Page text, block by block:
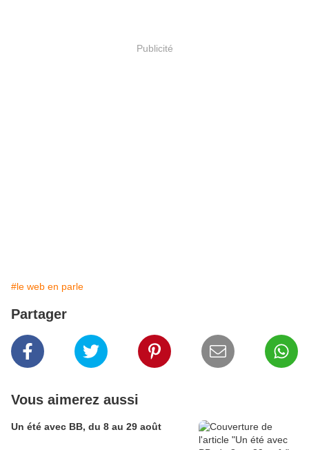
Publicité
#le web en parle
Partager
Vous aimerez aussi
Un été avec BB, du 8 au 29 août